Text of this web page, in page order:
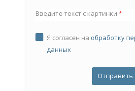
Введите текст с картинки *
Я согласен на обработку
данных